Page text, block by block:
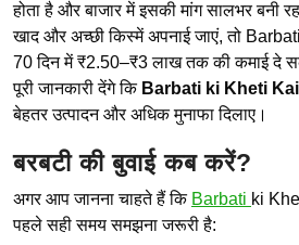
होता है और बाजार में इसकी मांग सालभर बनी
खाद और अच्छी किस्में अपनाई जाएं, तो
70 दिन में ₹2.50–₹3 लाख तक की कमाई दे
पूरी जानकारी देंगे कि Barbati ki Kheti
बेहतर उत्पादन और अधिक मुनाफा दिलाए।
बरबटी की बुवाई कब करें?
अगर आप जानना चाहते हैं कि Barbati ki
पहले सही समय समझना जरूरी है: